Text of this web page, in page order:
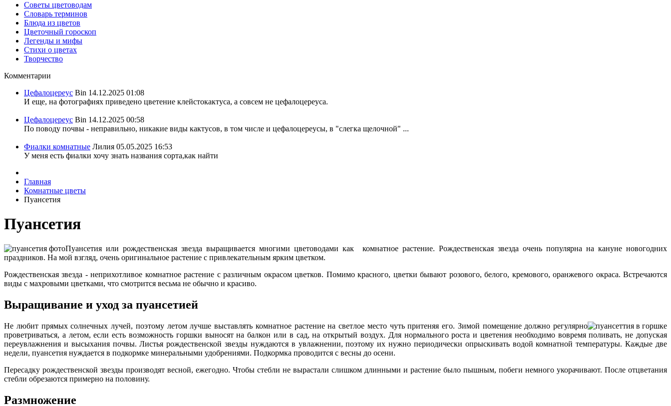
Советы цветоводам
Словарь терминов
Блюда из цветов
Цветочный гороскоп
Легенды и мифы
Стихи о цветах
Творчество
Комментарии
Цефалоцереус Bin 14.12.2025 01:08
И еще, на фотографиях приведено цветение клейстокактуса, а совсем не цефалоцереуса.
Цефалоцереус Bin 14.12.2025 00:58
По поводу почвы - неправильно, никакие виды кактусов, в том числе и цефалоцереусы, в "слегка щелочной" ...
Фиалки комнатные Лилия 05.05.2025 16:53
У меня есть фиалки хочу знать названия сорта,как найти
Главная
Комнатные цветы
Пуансетия
Пуансетия
Пуансетия или рождественская звезда выращивается многими цветоводами как комнатное растение. Рождественская звезда очень популярна на кануне новогодних
праздников. На мой взгляд, очень оригинальное растение с привлекательным ярким цветком.
Рождественская звезда - неприхотливое комнатное растение с различным окрасом цветков. Помимо красного, цветки бывают розового, белого, кремового, оранжевого окраса. Встречаются
виды с махровыми цветками, что смотрится весьма не обычно и красиво.
Выращивание и уход за пуансетией
Не любит прямых солнечных лучей, поэтому летом лучше выставлять комнатное растение на светлое место чуть притеняя его. Зимой помещение должно регулярно
проветриваться, а летом, если есть возможность горшки выносят на балкон или в сад, на открытый воздух. Для нормального роста и цветения необходимо вовремя поливать, не допуская
переувлажнения и высыхания почвы. Листья рождественской звезды нуждаются в увлажнении, поэтому их нужно периодически опрыскивать водой комнатной температуры. Каждые две
недели, пуансетия нуждается в подкормке минеральными удобрениями. Подкормка проводится с весны до осени.
Пересадку рождественской звезды производят весной, ежегодно. Чтобы стебли не вырастали слишком длинными и растение было пышным, побеги немного укорачивают. После отцветания
стебли обрезаются примерно на половину.
Размножение